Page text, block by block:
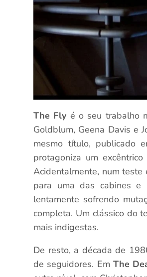
The Fly é o seu trabalho
Goldblum, Geena Davis e
mesmo título, publicado
protagoniza um
Acidentalmente, num teste
para uma das cabines
lentamente sofrendo
completa. Um clássico do
mais indigestas.
De resto, a década de
de seguidores. Em The